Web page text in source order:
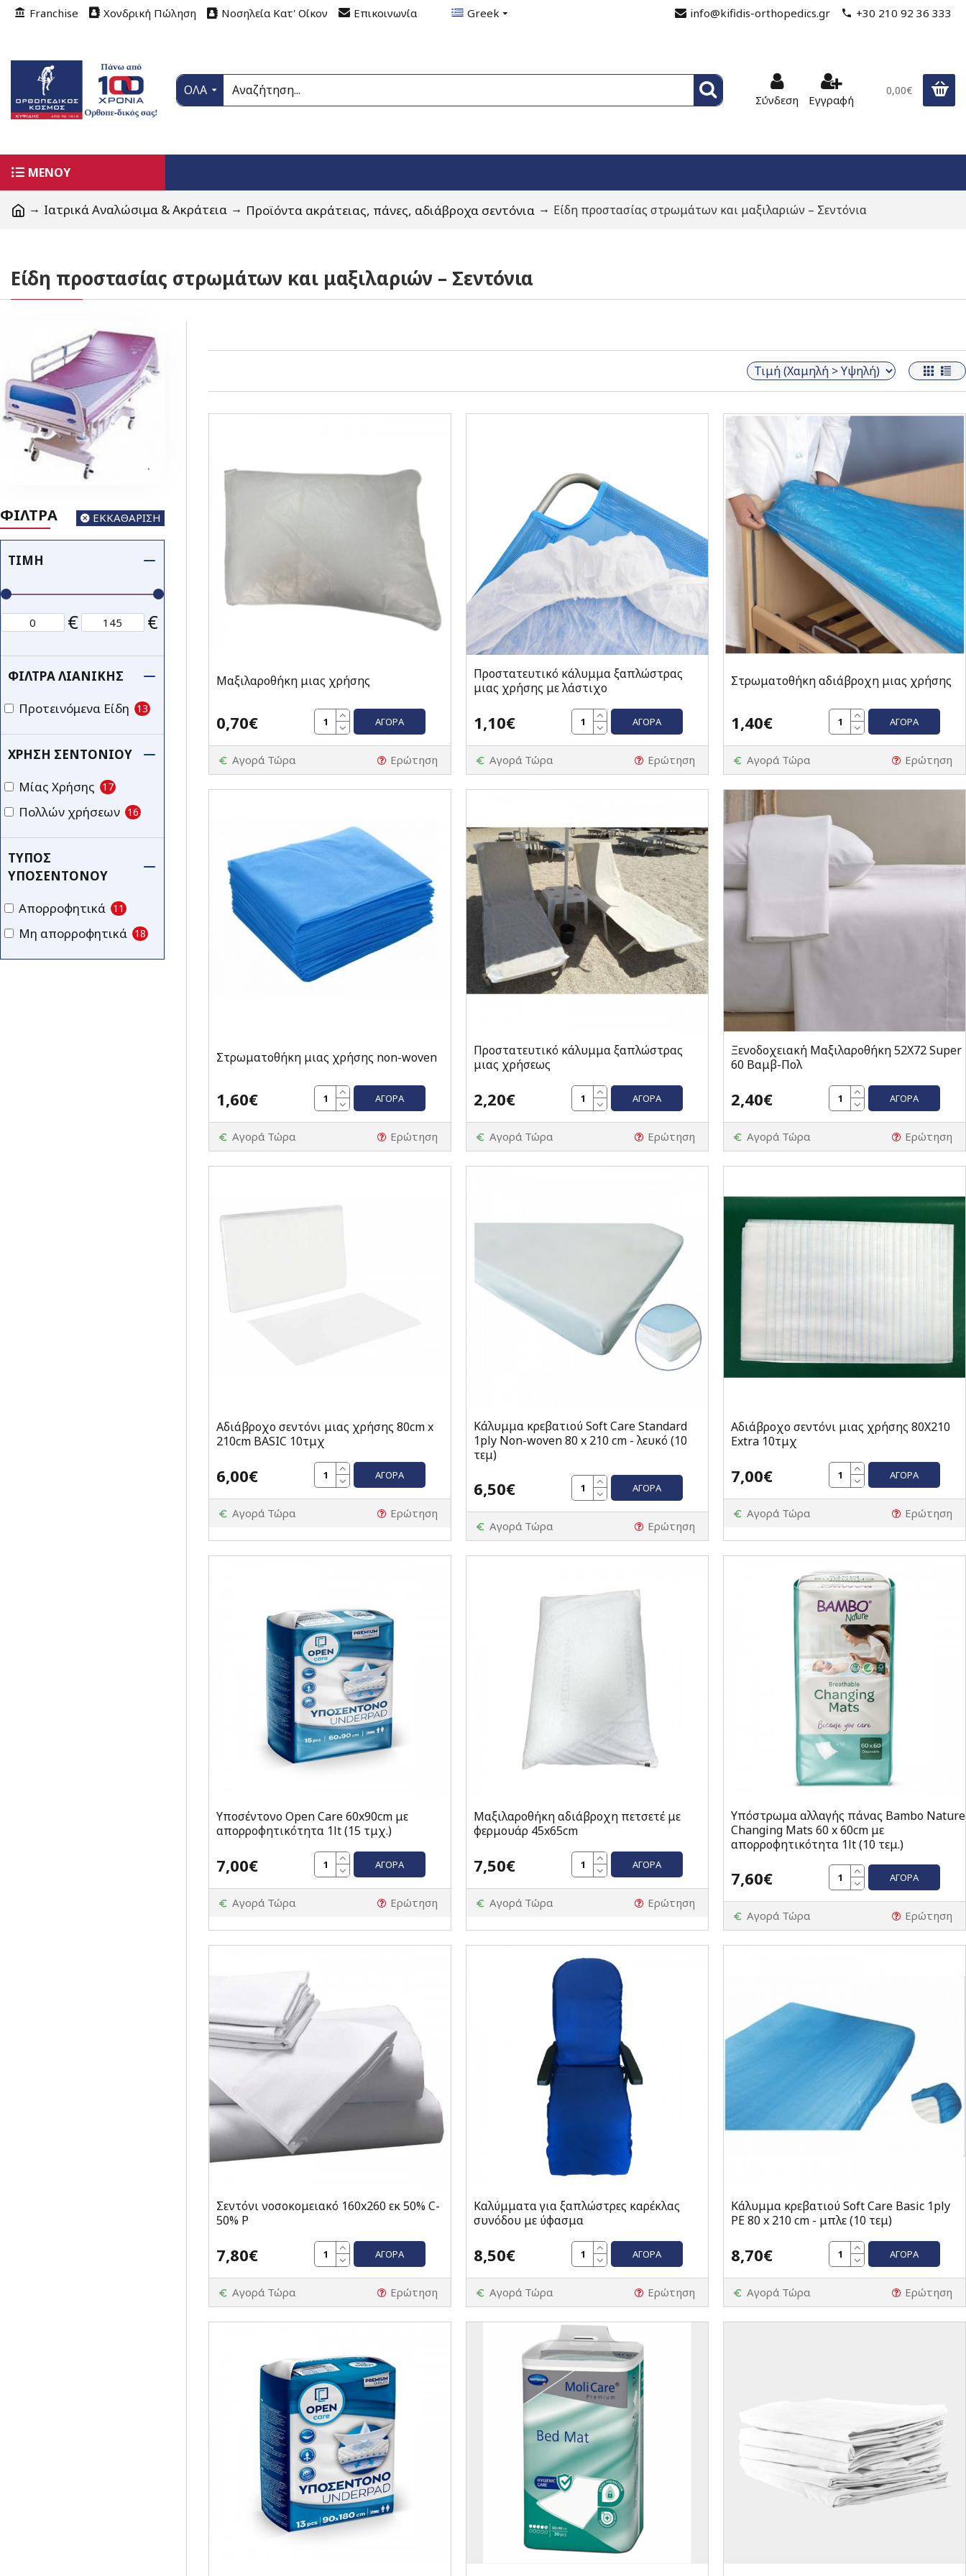
Franchise Χονδρική Πώληση Νοσηλεία Κατ' Οίκον Επικοινωνία Greek info@kifidis-orthopedics.gr +30 210 92 36 333
ΟΛΑ
Σύνδεση Εγγραφή
0,00€
ΜΕΝΟΥ
Ιατρικά Αναλώσιμα & Ακράτεια Προϊόντα ακράτειας, πάνες, αδιάβροχα σεντόνια Είδη προστασίας στρωμάτων και μαξιλαριών – Σεντόνια
Είδη προστασίας στρωμάτων και μαξιλαριών – Σεντόνια
ΦΙΛΤΡΑ ΕΚΚΑΘΑΡΙΣΗ
ΤΙΜΉ
€ €
ΤΎΠΟΣ
ΥΠΟΣΈΝΤΟΝΟΥ
Απορροφητικά 11
Μη απορροφητικά 18
ΧΡΉΣΗ ΣΕΝΤΟΝΙΟΎ
Μίας Χρήσης 17
Πολλών χρήσεων 16
ΦΊΛΤΡΑ ΛΙΑΝΙΚΉΣ
Προτεινόμενα Είδη 13
Μαξιλαροθήκη μιας χρήσης
0,70€ ΑΓΟΡΆ
Αγορά Τώρα Ερώτηση
Προστατευτικό κάλυμμα ξαπλώστρας
μιας χρήσης με λάστιχο
1,10€ ΑΓΟΡΆ
Αγορά Τώρα Ερώτηση
Στρωματοθήκη αδιάβροχη μιας χρήσης
1,40€ ΑΓΟΡΆ
Αγορά Τώρα Ερώτηση
Στρωματοθήκη μιας χρήσης non-woven
1,60€ ΑΓΟΡΆ
Αγορά Τώρα Ερώτηση
Προστατευτικό κάλυμμα ξαπλώστρας
μιας χρήσεως
2,20€ ΑΓΟΡΆ
Αγορά Τώρα Ερώτηση
Ξενοδοχειακή Μαξιλαροθήκη 52Χ72 Super
60 Βαμβ-Πολ
2,40€ ΑΓΟΡΆ
Αγορά Τώρα Ερώτηση
Αδιάβροχο σεντόνι μιας χρήσης 80cm x
210cm BASIC 10τμχ
6,00€ ΑΓΟΡΆ
Αγορά Τώρα Ερώτηση
Κάλυμμα κρεβατιού Soft Care Standard
1ply Non-woven 80 x 210 cm - λευκό (10
τεμ)
6,50€ ΑΓΟΡΆ
Αγορά Τώρα Ερώτηση
Αδιάβροχο σεντόνι μιας χρήσης 80X210
Extra 10τμχ
7,00€ ΑΓΟΡΆ
Αγορά Τώρα Ερώτηση
Υποσέντονο Open Care 60x90cm με
απορροφητικότητα 1lt (15 τμχ.)
7,00€ ΑΓΟΡΆ
Αγορά Τώρα Ερώτηση
Μαξιλαροθήκη αδιάβροχη πετσετέ με
φερμουάρ 45x65cm
7,50€ ΑΓΟΡΆ
Αγορά Τώρα Ερώτηση
Υπόστρωμα αλλαγής πάνας Bambo Nature
Changing Mats 60 x 60cm με
απορροφητικότητα 1lt (10 τεμ.)
7,60€ ΑΓΟΡΆ
Αγορά Τώρα Ερώτηση
Σεντόνι νοσοκομειακό 160x260 εκ 50% C-
50% P
7,80€ ΑΓΟΡΆ
Αγορά Τώρα Ερώτηση
Καλύμματα για ξαπλώστρες καρέκλας
συνόδου με ύφασμα
8,50€ ΑΓΟΡΆ
Αγορά Τώρα Ερώτηση
Κάλυμμα κρεβατιού Soft Care Basic 1ply
PE 80 x 210 cm - μπλε (10 τεμ)
8,70€ ΑΓΟΡΆ
Αγορά Τώρα Ερώτηση